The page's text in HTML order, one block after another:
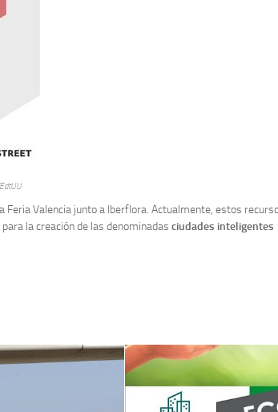
Feria Valencia junto a Iberflora. Actualmente, estos
la creación de las denominadas ciudades inteligentes